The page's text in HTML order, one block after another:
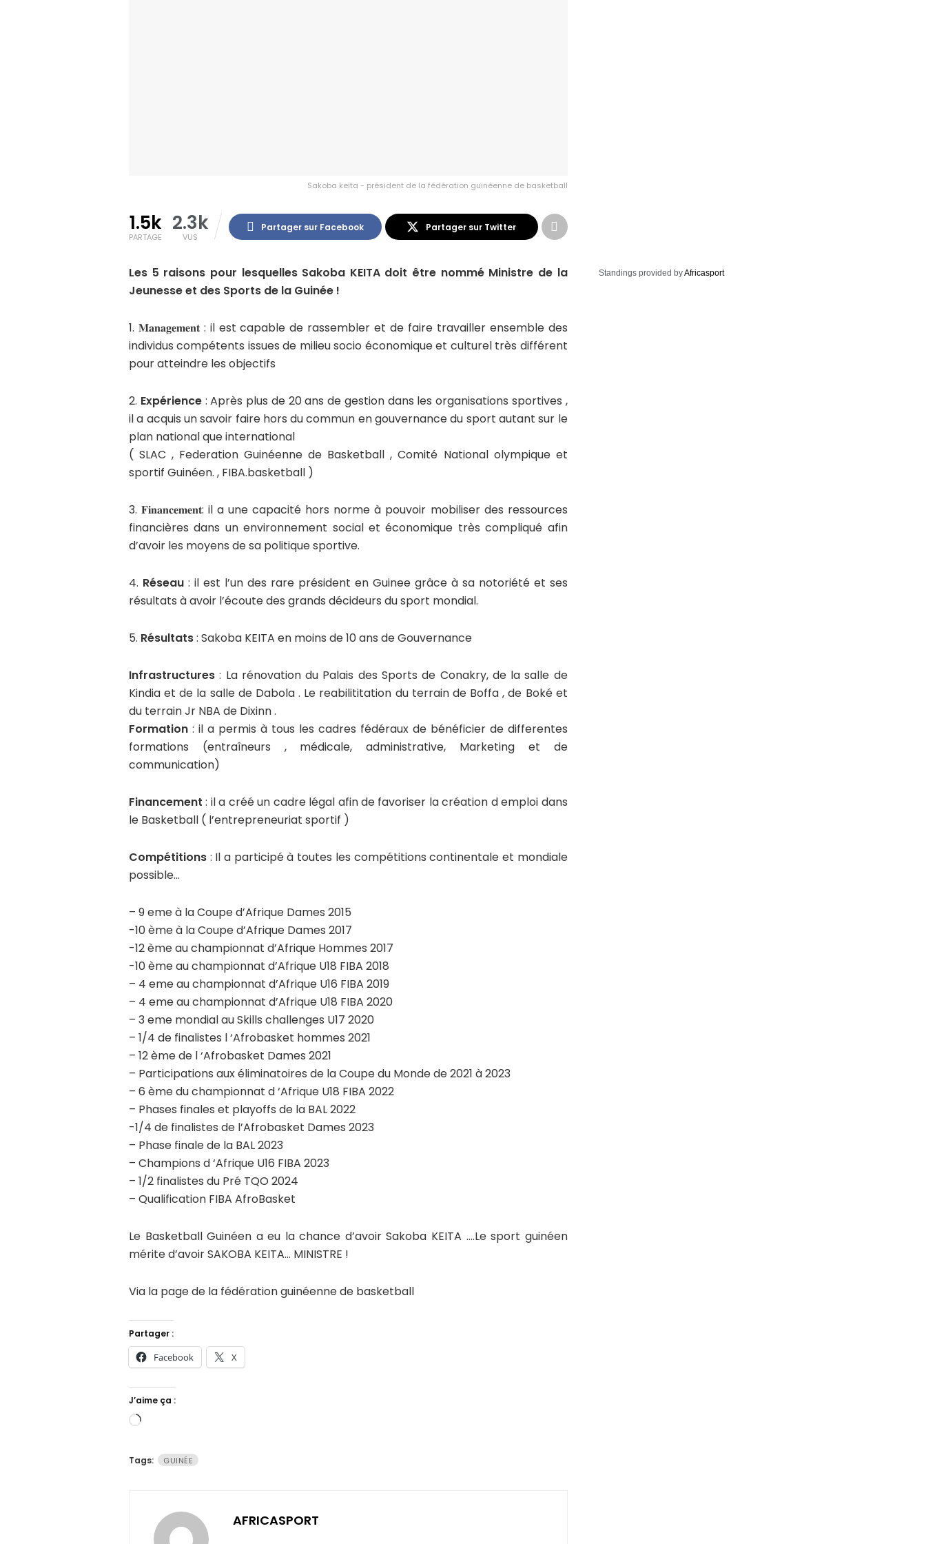
Sakoba keïta - président de la fédération guinéenne de basketball
1.5k
PARTAGE
2.3k
VUS
Partager sur Facebook Partager sur Twitter
Les 5 raisons pour lesquelles Sakoba KEITA doit être nommé Ministre de la
Jeunesse et des Sports de la Guinée !
1. 𝐌𝐚𝐧𝐚𝐠𝐞𝐦𝐞𝐧𝐭 : il est capable de rassembler et de faire travailler ensemble des
individus compétents issues de milieu socio économique et culturel très différent
pour atteindre les objectifs
2. Expérience: Après plus de 20 ans de gestion dans les organisations sportives ,
il a acquis un savoir faire hors du commun en gouvernance du sport autant sur le
plan national que international
( SLAC , Federation Guinéenne de Basketball , Comité National olympique et
sportif Guinéen. , FIBA.basketball )
3. 𝐅𝐢𝐧𝐚𝐧𝐜𝐞𝐦𝐞𝐧𝐭: il a une capacité hors norme à pouvoir mobiliser des ressources
financières dans un environnement social et économique très compliqué afin
d’avoir les moyens de sa politique sportive.
4. Réseau: il est l’un des rare président en Guinee grâce à sa notoriété et ses
résultats à avoir l’écoute des grands décideurs du sport mondial.
5. Résultats: Sakoba KEITA en moins de 10 ans de Gouvernance
Infrastructures : La rénovation du Palais des Sports de Conakry, de la salle de
Kindia et de la salle de Dabola . Le reabilititation du terrain de Boffa , de Boké et
du terrain Jr NBA de Dixinn .
Formation : il a permis à tous les cadres fédéraux de bénéficier de differentes
formations (entraîneurs , médicale, administrative, Marketing et de
communication)
Financement : il a créé un cadre légal afin de favoriser la création d emploi dans
le Basketball ( l’entrepreneuriat sportif )
Compétitions : Il a participé à toutes les compétitions continentale et mondiale
possible…
– 9 eme à la Coupe d’Afrique Dames 2015
-10 ème à la Coupe d’Afrique Dames 2017
-12 ème au championnat d’Afrique Hommes 2017
-10 ème au championnat d’Afrique U18 FIBA 2018
– 4 eme au championnat d’Afrique U16 FIBA 2019
– 4 eme au championnat d’Afrique U18 FIBA 2020
– 3 eme mondial au Skills challenges U17 2020
– 1/4 de finalistes l ‘Afrobasket hommes 2021
– 12 ème de l ‘Afrobasket Dames 2021
– Participations aux éliminatoires de la Coupe du Monde de 2021 à 2023
– 6 ème du championnat d ‘Afrique U18 FIBA 2022
– Phases finales et playoffs de la BAL 2022
-1/4 de finalistes de l’Afrobasket Dames 2023
– Phase finale de la BAL 2023
– Champions d ‘Afrique U16 FIBA 2023
– 1/2 finalistes du Pré TQO 2024
– Qualification FIBA AfroBasket
Le Basketball Guinéen a eu la chance d’avoir Sakoba KEITA ….Le sport guinéen
mérite d’avoir SAKOBA KEITA… MINISTRE !
Via la page de la fédération guinéenne de basketball
Partager :
Facebook X
J’aime ça :
Chargement…
Tags: GUINÉE
AFRICASPORT
Standings provided byAfricasport